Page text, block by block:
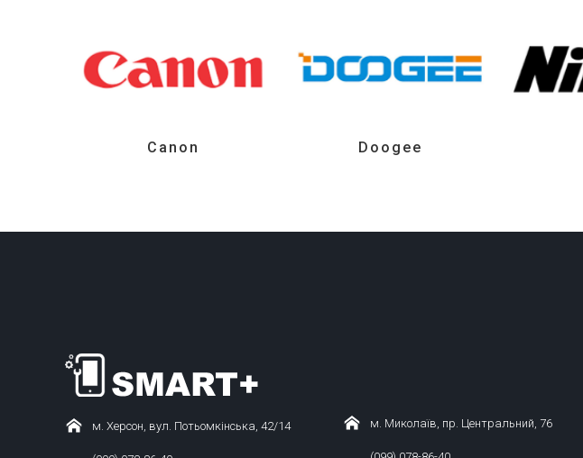
Canon Doogee
м. Херсон, вул. Потьомкінська, 42/14 м. Миколаїв, пр. Центральний, 76